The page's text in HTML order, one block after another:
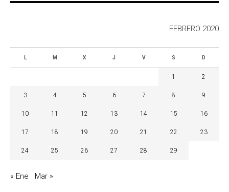
FEBRERO 2020
L M X J V S D
1 2
3 4 5 6 7 8 9
10 11 12 13 14 15 16
17 18 19 20 21 22 23
24 25 26 27 28 29
« Ene Mar »